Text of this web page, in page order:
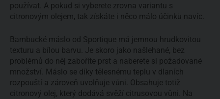
používat. A pokud si vyberete zrovna variantu s
citronovým olejem, tak získáte i něco málo účinků navíc.
Bambucké máslo od Sportique má jemnou hrudkovitou
texturu a bílou barvu. Je skoro jako našlehané, bez
problémů do něj zaboříte prst a naberete si požadované
množství. Máslo se díky tělesnému teplu v dlaních
rozpouští a zároveň uvolňuje vůni. Obsahuje totiž
citronový olej, který dodává svěží citrusovou vůni. Na